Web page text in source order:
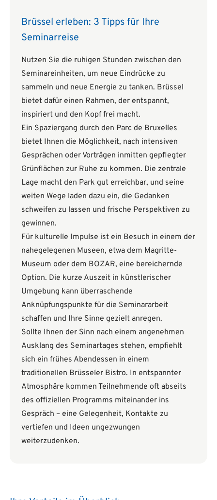
Brüssel erleben: 3 Tipps für Ihre
Seminarreise
Nutzen Sie die ruhigen Stunden zwischen den
Seminareinheiten, um neue Eindrücke zu
sammeln und neue Energie zu tanken. Brüssel
bietet dafür einen Rahmen, der entspannt,
inspiriert und den Kopf frei macht.
Ein Spaziergang durch den Parc de Bruxelles
bietet Ihnen die Möglichkeit, nach intensiven
Gesprächen oder Vorträgen inmitten gepflegter
Grünflächen zur Ruhe zu kommen. Die zentrale
Lage macht den Park gut erreichbar, und seine
weiten Wege laden dazu ein, die Gedanken
schweifen zu lassen und frische Perspektiven zu
gewinnen.
Für kulturelle Impulse ist ein Besuch in einem der
nahegelegenen Museen, etwa dem Magritte-
Museum oder dem BOZAR, eine bereichernde
Option. Die kurze Auszeit in künstlerischer
Umgebung kann überraschende
Anknüpfungspunkte für die Seminararbeit
schaffen und Ihre Sinne gezielt anregen.
Sollte Ihnen der Sinn nach einem angenehmen
Ausklang des Seminartages stehen, empfiehlt
sich ein frühes Abendessen in einem
traditionellen Brüsseler Bistro. In entspannter
Atmosphäre kommen Teilnehmende oft abseits
des offiziellen Programms miteinander ins
Gespräch – eine Gelegenheit, Kontakte zu
vertiefen und Ideen ungezwungen
weiterzudenken.